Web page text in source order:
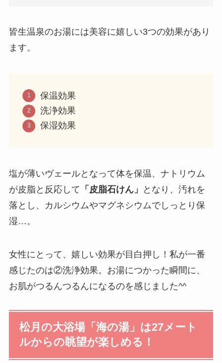
皆生温泉のお湯には美容に嬉しい3つの効果があり
ます。
保温効果
洗浄効果
保湿効果
塩が薄いヴェールとなって体を保温、ナトリウム
が皮脂と反応して 「皮脂石けん」
となり、汚れを
落とし、カルシウムやマグネシウムでしっとり保
湿…。
女性にとって、嬉しい効果が目白押し！私が一番
感じたのは②洗浄効果。お湯につかった瞬間に、
お肌がつるんつるんになるのを感じました^^
松月の大浴場「海の湯」は27メート
ルからの眺望が楽しめる！